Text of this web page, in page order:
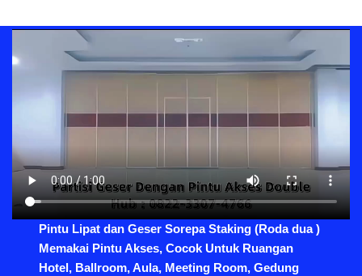
Pintu Lipat dan Geser Sorepa Staking (Roda dua )
Memakai Pintu Akses, Cocok Untuk Ruangan
Hotel, Ballroom, Aula, Meeting Room, Gedung